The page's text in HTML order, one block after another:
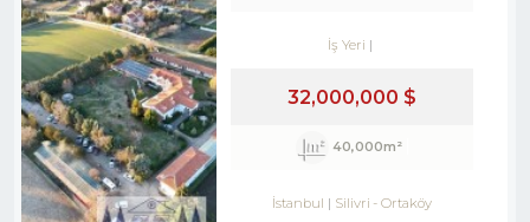
İş Yeri
32,000,000 $
40,000m²
İstanbul Silivri -Ortaköy